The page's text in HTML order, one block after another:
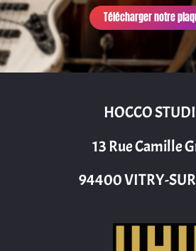
Télécharger notre
HOCCO
13 Rue Camille
94400 VITRY-